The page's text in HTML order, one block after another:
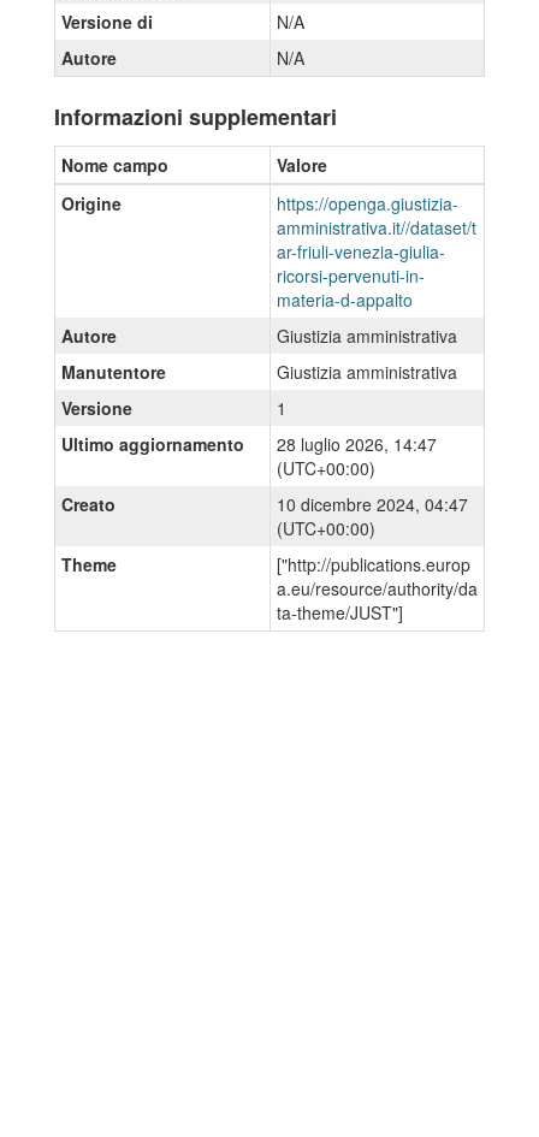
Versione di
N/A
Autore
N/A
Informazioni supplementari
Nome campo
Valore
Origine
https://openga.giustizia-
amministrativa.it//dataset/t
ar-friuli-venezia-giulia-
ricorsi-pervenuti-in-
materia-d-appalto
Autore
Giustizia amministrativa
Manutentore
Giustizia amministrativa
Versione
1
Ultimo aggiornamento
28 luglio 2026, 14:47
(UTC+00:00)
Creato
10 dicembre 2024, 04:47
(UTC+00:00)
Theme
["http://publications.europ
a.eu/resource/authority/da
ta-theme/JUST"]